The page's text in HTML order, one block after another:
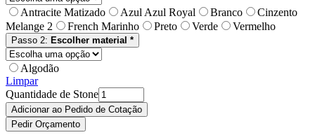
Antracite Matizado Azul Azul Royal Branco
Cinzento
Melange 2
French Marinho Preto Verde Vermelho
Passo 2: Escolher material *
Algodão
Limpar
Quantidade de Stone
Adicionar ao Pedido de Cotação
Pedir Orçamento